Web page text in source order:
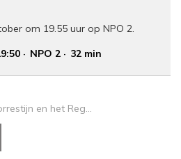
om 19.55 uur op NPO 2.
NPO 2 32 min
Dorrestijn en het Regenworm Dilemma